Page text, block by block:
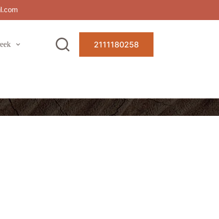
2111180258